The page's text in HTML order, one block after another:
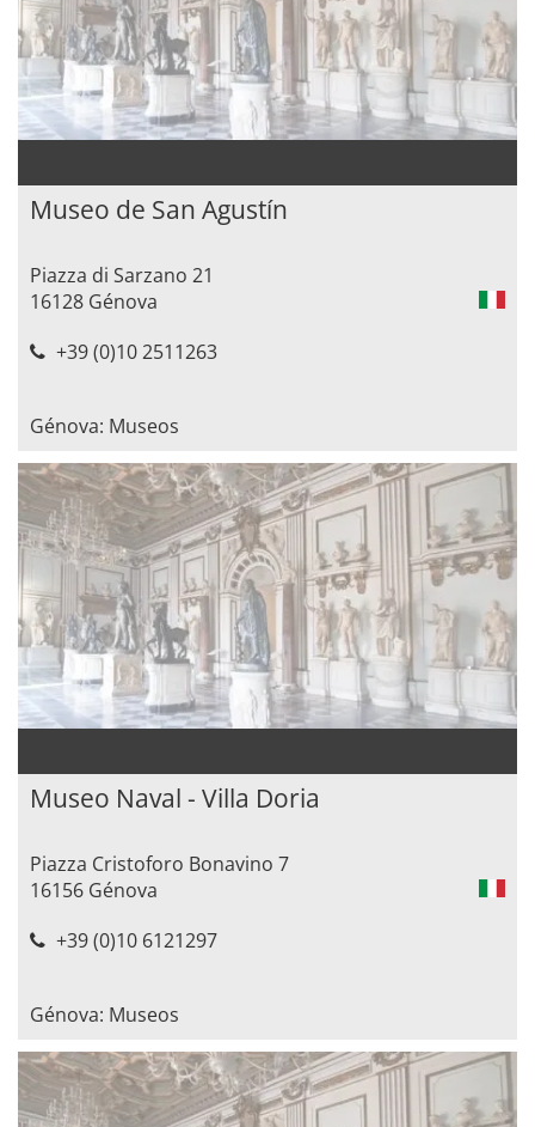
Museo de San Agustín
Piazza di Sarzano 21
16128 Génova
+39 (0)10 2511263
Génova: Museos
Museo Naval - Villa Doria
Piazza Cristoforo Bonavino 7
16156 Génova
+39 (0)10 6121297
Génova: Museos